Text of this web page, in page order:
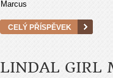
Marcus
CELÝ PŘÍSPĚVEK
LINDAL GIRL